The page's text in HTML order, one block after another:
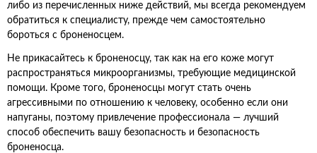
либо из перечисленных ниже действий, мы всегда рекомендуем
обратиться к специалисту, прежде чем самостоятельно
бороться с броненосцем.
Не прикасайтесь к броненосцу, так как на его коже могут
распространяться микроорганизмы, требующие медицинской
помощи. Кроме того, броненосцы могут стать очень
агрессивными по отношению к человеку, особенно если они
напуганы, поэтому привлечение профессионала — лучший
способ обеспечить вашу безопасность и безопасность
броненосца.